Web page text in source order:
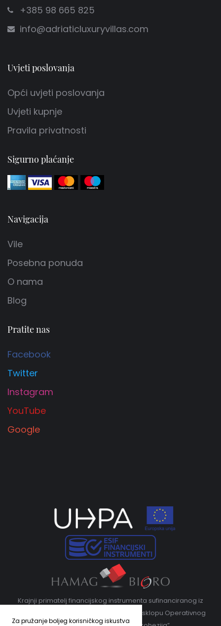
Za pružanje boljeg korisničkog iskustva
+385 98 665 825
info@adriaticluxuryvillas.com
Uvjeti poslovanja
Opći uvjeti poslovanja
Uvjeti kupnje
Pravila privatnosti
Sigurno plaćanje
Navigacija
Vile
Posebna ponuda
O nama
Blog
Pratite nas
Facebook
Twitter
Instagram
YouTube
Google
Krajnji primatelj financijskog instrumenta sufinanciranog iz
Europskog fonda za regionalni razvoj u sklopu Operativnog